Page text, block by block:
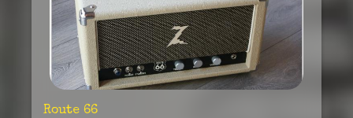
Route 66